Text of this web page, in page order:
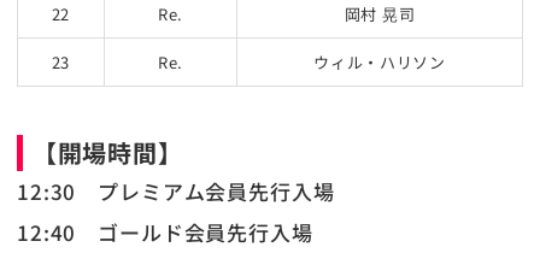
22 Re. 岡村 晃司
23 Re. ウィル・ハリソン
【開場時間】
12:30 プレミアム会員先行入場
12:40 ゴールド会員先行入場